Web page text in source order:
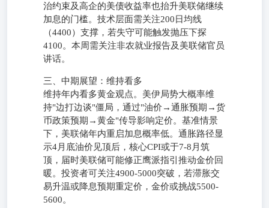
治约束及高企的美债收益率也抬升美联储继续
加息的门槛。技术层面需关注200日均线
（4400）支撑，若失守可能触发抛压下探
4100。本周需关注非农就业报告及美联储官员
讲话。
三、中期展望：维持看多
维持年内看多黄金观点。美伊局势大概率维
持"边打边谈"僵局，通过"油价→通胀预期→货
币政策预期→黄金"传导影响定价。基准情景
下，美联储年内重启加息概率低。通胀路径显
示4月底油价见顶后，核心CPI或于7-8月筑
顶，届时美联储可能修正鹰派指引推动金价回
暖。投资者可关注4900-5000突破，若滞胀交
易升温或降息预期重定价，金价或挑战5500-
5600。